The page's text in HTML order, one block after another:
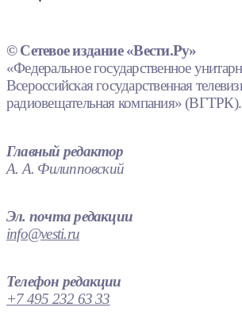
© Сетевое издание «Вести.Ру»
«Федеральное государственное
Всероссийская государственная
радиовещательная компания» (ВГТРК).
Главный редактор
А. А. Филипповский
Эл. почта редакции
info@vesti.ru
Телефон редакции
+7 495 232 63 33